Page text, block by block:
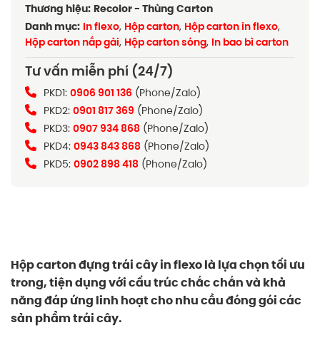
Thương hiệu: Recolor - Thùng Carton
Danh mục: In flexo, Hộp carton, Hộp carton in flexo,
Hộp carton nắp gài, Hộp carton sóng, In bao bì carton
Tư vấn miễn phí (24/7)
PKD1: 0906 901 136 (Phone/Zalo)
PKD2: 0901 817 369 (Phone/Zalo)
PKD3: 0907 934 868 (Phone/Zalo)
PKD4: 0943 843 868 (Phone/Zalo)
PKD5: 0902 898 418 (Phone/Zalo)
Hộp carton đựng trái cây in flexo là lựa chọn tối ưu
trong, tiện dụng với cấu trúc chắc chắn và khả
năng đáp ứng linh hoạt cho nhu cầu đóng gói các
sản phẩm trái cây.